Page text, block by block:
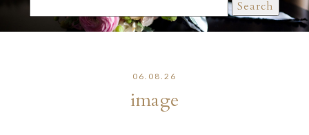
for:
06.08.26
image